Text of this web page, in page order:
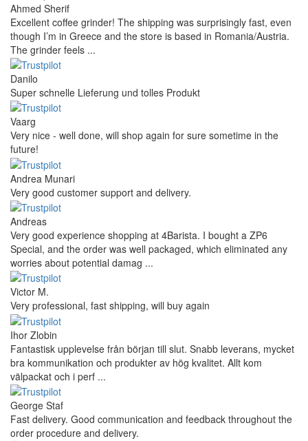
Ahmed Sherif
Excellent coffee grinder! The shipping was surprisingly fast, even
though I’m in Greece and the store is based in Romania/Austria.
The grinder feels ...
Danilo
Super schnelle Lieferung und tolles Produkt
Vaarg
Very nice - well done, will shop again for sure sometime in the
future!
Andrea Munari
Very good customer support and delivery.
Andreas
Very good experience shopping at 4Barista. I bought a ZP6
Special, and the order was well packaged, which eliminated any
worries about potential damag ...
Victor M.
Very professional, fast shipping, will buy again
Ihor Zlobin
Fantastisk upplevelse från början till slut. Snabb leverans, mycket
bra kommunikation och produkter av hög kvalitet. Allt kom
välpackat och i perf ...
George Staf
Fast delivery. Good communication and feedback throughout the
order procedure and delivery.